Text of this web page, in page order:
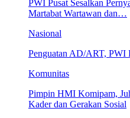
PWI Pusat Sesalkan
Martabat Wartawan dan…
Nasional
Penguatan AD/ART, PWI
Komunitas
Pimpin HMI Komipam,
Kader dan Gerakan Sosial